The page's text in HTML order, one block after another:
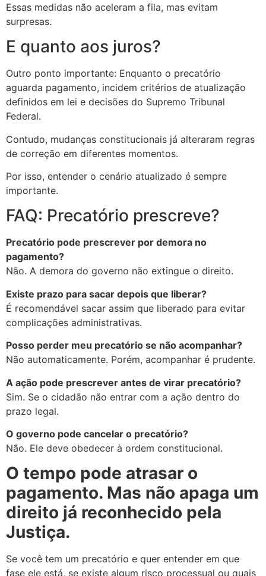
Essas medidas não aceleram a fila, mas evitam
surpresas.
E quanto aos juros?
Outro ponto importante: Enquanto o precatório
aguarda pagamento, incidem critérios de atualização
definidos em lei e decisões do Supremo Tribunal
Federal.
Contudo, mudanças constitucionais já alteraram regras
de correção em diferentes momentos.
Por isso, entender o cenário atualizado é sempre
importante.
FAQ: Precatório prescreve?
Precatório pode prescrever por demora no
pagamento?
Não. A demora do governo não extingue o direito.
Existe prazo para sacar depois que liberar?
É recomendável sacar assim que liberado para evitar
complicações administrativas.
Posso perder meu precatório se não acompanhar?
Não automaticamente. Porém, acompanhar é prudente.
A ação pode prescrever antes de virar precatório?
Sim. Se o cidadão não entrar com a ação dentro do
prazo legal.
O governo pode cancelar o precatório?
Não. Ele deve obedecer à ordem constitucional.
O tempo pode atrasar o
pagamento. Mas não apaga um
direito já reconhecido pela
Justiça.
Se você tem um precatório e quer entender em que
fase ele está, se existe algum risco processual ou quais